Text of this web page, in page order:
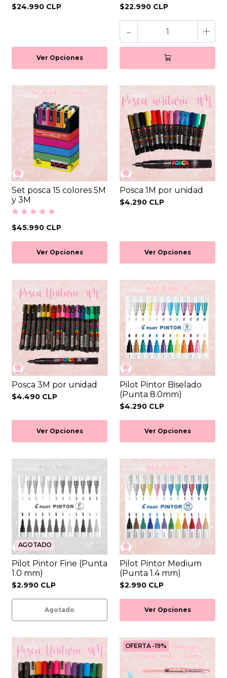
$24.990 CLP
Ver Opciones
$22.990 CLP
- +
Set posca 15 colores 5M
y 3M
$45.990 CLP
Ver Opciones
Posca 1M por unidad
$4.290 CLP
Ver Opciones
Posca 3M por unidad
$4.490 CLP
Ver Opciones
Pilot Pintor Biselado
(Punta 8.0mm)
$4.290 CLP
Ver Opciones
AGOTADO
Pilot Pintor Fine (Punta
1.0 mm)
$2.990 CLP
Agotado
Pilot Pintor Medium
(Punta 1.4 mm)
$2.990 CLP
Ver Opciones
OFERTA -19%